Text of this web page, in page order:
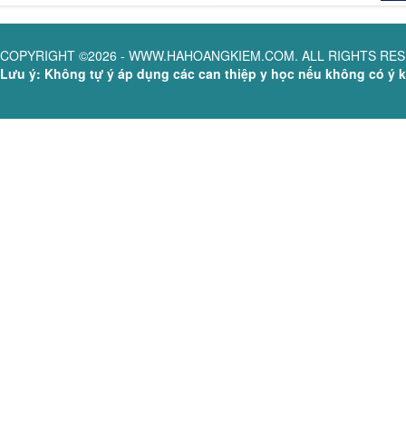
COPYRIGHT ©2026 - WWW.HAHOANGKIEM.COM. ALL RIGHTS
Lưu ý: Không tự ý áp dụng các can thiệp y học nếu không có ý